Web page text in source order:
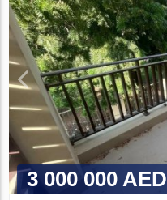
3 000 000 AED